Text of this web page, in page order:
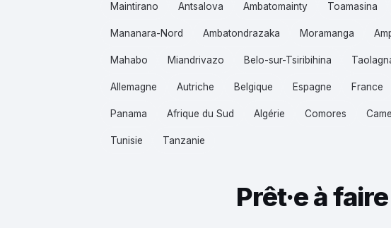
Maintirano Antsalova Ambatomainty Toamasina
Mananara-Nord Ambatondrazaka Moramanga
Mahabo Miandrivazo Belo-sur-Tsiribihina
Allemagne Autriche Belgique Espagne France
Panama Afrique du Sud Algérie Comores
Tunisie Tanzanie
Prêt·e à